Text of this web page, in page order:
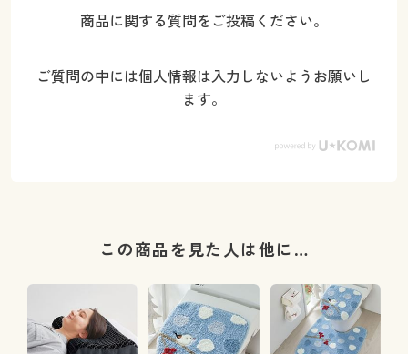
商品に関する質問をご投稿ください。
ご質問の中には個人情報は入力しないようお願いし
ます。
この商品を見た人は他に…